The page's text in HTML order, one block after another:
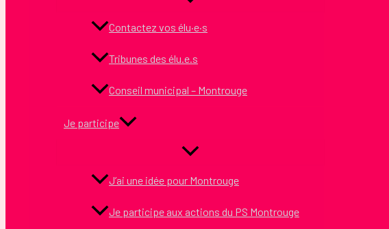
Contactez vos élu·e·s
Tribunes des élu.e.s
Conseil municipal – Montrouge
Je participe
J’ai une idée pour Montrouge
Je participe aux actions du PS Montrouge